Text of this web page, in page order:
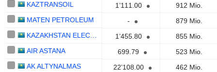
KAZTRANSOIL
1’111.00
912 Mio.
MATEN PETROLEUM
-
879 Mio.
1’455.80
855 Mio.
AIR ASTANA
699.79
523 Mio.
AK ALTYNALMAS
22’108.00
462 Mio.